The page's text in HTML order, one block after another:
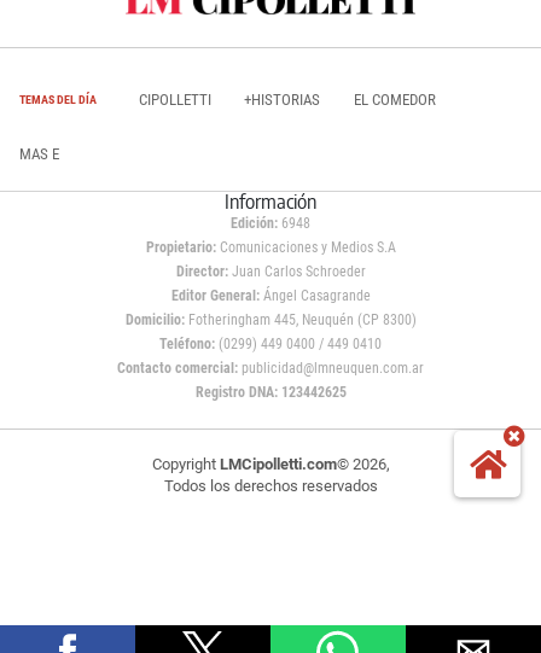
TEMAS DEL DÍA CIPOLLETTI +HISTORIAS EL COMEDOR
MAS E
Información
Edición: 6948
Propietario:Comunicaciones y Medios S.A
Director: Juan Carlos Schroeder
Editor General:Ángel Casagrande
Domicilio:Fotheringham 445, Neuquén (CP 8300)
Teléfono: (0299) 449 0400 / 449 0410
Contacto comercial: publicidad@lmneuquen.com.ar
Registro DNA: 123442625
Copyright LMCipolletti.com© 2026,
Todos los derechos reservados